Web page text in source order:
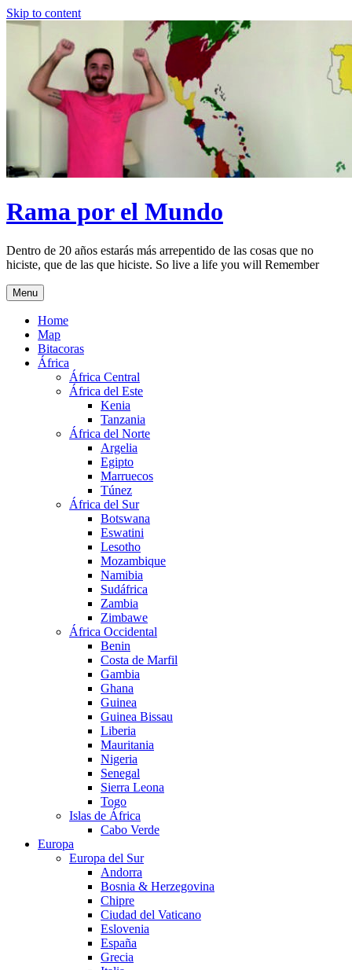
Skip to content
Rama por el Mundo
Dentro de 20 años estarás más arrepentido de las cosas que no
hiciste, que de las que hiciste. So live a life you will Remember
Menu
Home
Map
Bitacoras
África
África Central
África del Este
Kenia
Tanzania
África del Norte
Argelia
Egipto
Marruecos
Túnez
África del Sur
Botswana
Eswatini
Lesotho
Mozambique
Namibia
Sudáfrica
Zambia
Zimbawe
África Occidental
Benin
Costa de Marfil
Gambia
Ghana
Guinea
Guinea Bissau
Liberia
Mauritania
Nigeria
Senegal
Sierra Leona
Togo
Islas de África
Cabo Verde
Europa
Europa del Sur
Andorra
Bosnia & Herzegovina
Chipre
Ciudad del Vaticano
Eslovenia
España
Grecia